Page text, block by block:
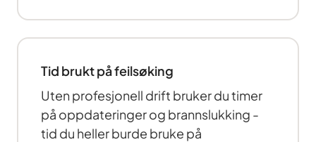
Tid brukt på feilsøking
Uten profesjonell drift bruker du timer
på oppdateringer og brannslukking -
tid du heller burde bruke på